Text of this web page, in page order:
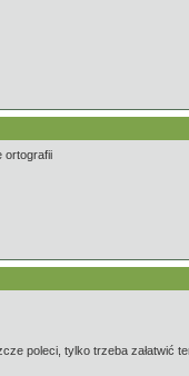
ortografii
poleci, tylko trzeba załatwić